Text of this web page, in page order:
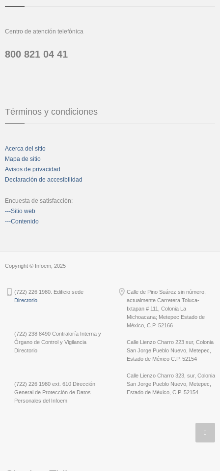
Centro de atención telefónica
800 821 04 41
Términos y condiciones
Acerca del sitio
Mapa de sitio
Avisos de privacidad
Declaración de accesibilidad
Encuesta de satisfacción:
---Sitio web
---Contenido
Copyright © Infoem, 2025
(722) 226 1980. Edificio sede
Directorio
(722) 238 8490 Contraloría Interna y
Órgano de Control y Vigilancia
Directorio
(722) 226 1980 ext. 610 Dirección
General de Protección de Datos
Personales del Infoem
Calle de Pino Suárez sin número,
actualmente Carretera Toluca-
Ixtapan # 111, Colonia La
Michoacana; Metepec Estado de
México, C.P. 52166
Calle Lienzo Charro 223 sur, Colonia
San Jorge Pueblo Nuevo, Metepec,
Estado de México C.P. 52154
Calle Lienzo Charro 323, sur, Colonia
San Jorge Pueblo Nuevo, Metepec,
Estado de México, C.P. 52154.